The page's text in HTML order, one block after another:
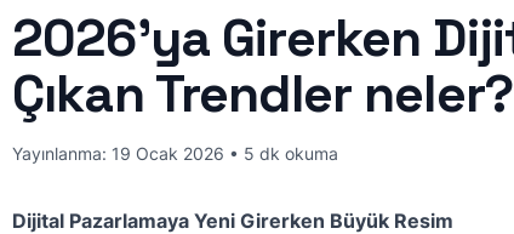
2026’ya Girerken
Çıkan Trendler neler?
Yayınlanma: 19 Ocak 2026 • 5 dk okuma
Dijital Pazarlamaya Yeni Girerken Büyük Resim